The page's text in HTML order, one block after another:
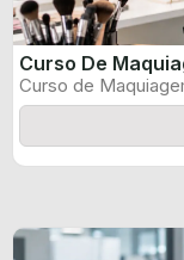
Curso De
Curso de
certificado